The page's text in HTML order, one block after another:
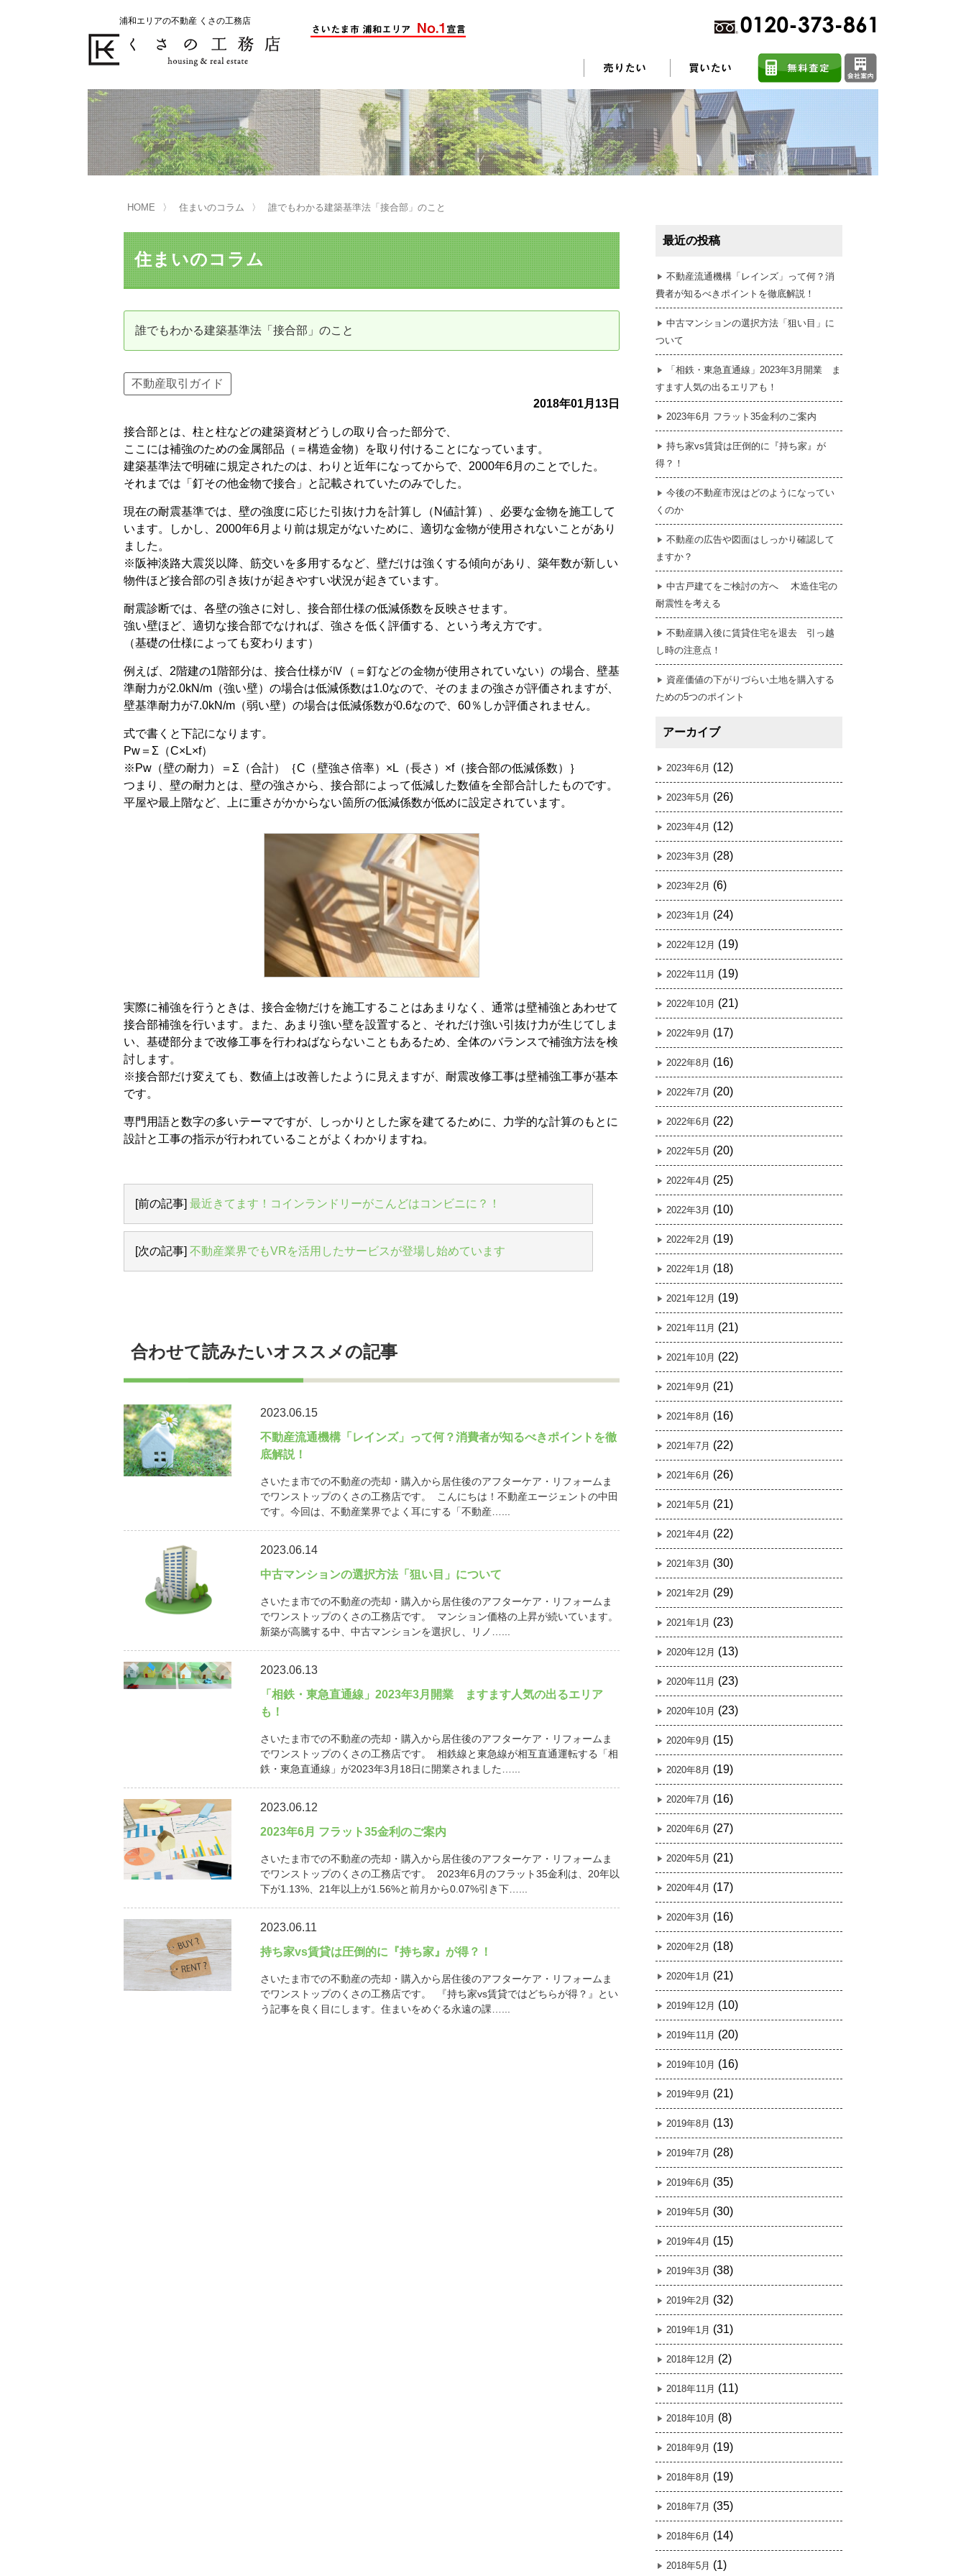
浦和エリアの不動産 くさの工務店
不動産の売却をお考えのお客様
くさの工務店が選ばれる理由 売却活動 売却されたお客様の声 不動産売却に関するよくある質問
買い替えサポート はじめての売却 不動産売却成功のコツ 任意売却
不動産の相続 売却前の修繕・リフォーム
売却の流れ（手順）
不動産売却の詳しい流れ 売買契約のご締結
不動産の引き渡し 不動産の残代金の受領について
不動産の購入をお考えのお客様
くさの工務店が選ばれる理由 購入されたお客様の声 不動産購入に関するよくある質問
住宅ローン控除・消費税について
リニュアル仲介とは
資産価値の減りにくい住宅購入 中古だから安心して購入できる仕組み リニュアル仲介で実現する豊かな暮らし はじめての物件探し
HOME 住まいのコラム 誰でもわかる建築基準法「接合部」のこと
住まいのコラム
誰でもわかる建築基準法「接合部」のこと
不動産取引ガイド
2018年01月13日
接合部とは、柱と柱などの建築資材どうしの取り合った部分で、
ここには補強のための金属部品（＝構造金物）を取り付けることになっています。
建築基準法で明確に規定されたのは、わりと近年になってからで、2000年6月のことでした。
それまでは「釘その他金物で接合」と記載されていたのみでした。
現在の耐震基準では、壁の強度に応じた引抜け力を計算し（N値計算）、必要な金物を施工して
います。しかし、2000年6月より前は規定がないために、適切な金物が使用されないことがあり
ました。
※阪神淡路大震災以降、筋交いを多用するなど、壁だけは強くする傾向があり、築年数が新しい
物件ほど接合部の引き抜けが起きやすい状況が起きています。
耐震診断では、各壁の強さに対し、接合部仕様の低減係数を反映させます。
強い壁ほど、適切な接合部でなければ、強さを低く評価する、という考え方です。
（基礎の仕様によっても変わります）
例えば、2階建の1階部分は、接合仕様がⅣ（＝釘などの金物が使用されていない）の場合、壁基
準耐力が2.0kN/m（強い壁）の場合は低減係数は1.0なので、そのままの強さが評価されますが、
壁基準耐力が7.0kN/m（弱い壁）の場合は低減係数が0.6なので、60％しか評価されません。
式で書くと下記になります。
Pw＝Σ（C×L×f）
※Pw（壁の耐力）＝Σ（合計）｛C（壁強さ倍率）×L（長さ）×f（接合部の低減係数）｝
つまり、壁の耐力とは、壁の強さから、接合部によって低減した数値を全部合計したものです。
平屋や最上階など、上に重さがかからない箇所の低減係数が低めに設定されています。
実際に補強を行うときは、接合金物だけを施工することはあまりなく、通常は壁補強とあわせて
接合部補強を行います。また、あまり強い壁を設置すると、それだけ強い引抜け力が生じてしま
い、基礎部分まで改修工事を行わねばならないこともあるため、全体のバランスで補強方法を検
討します。
※接合部だけ変えても、数値上は改善したように見えますが、耐震改修工事は壁補強工事が基本
です。
専門用語と数字の多いテーマですが、しっかりとした家を建てるために、力学的な計算のもとに
設計と工事の指示が行われていることがよくわかりますね。
[前の記事] 最近きてます！コインランドリーがこんどはコンビニに？！
[次の記事] 不動産業界でもVRを活用したサービスが登場し始めています
合わせて読みたいオススメの記事
2023.06.15
不動産流通機構「レインズ」って何？消費者が知るべきポイントを徹
底解説！
さいたま市での不動産の売却・購入から居住後のアフターケア・リフォームま
でワンストップのくさの工務店です。 こんにちは！不動産エージェントの中田
です。今回は、不動産業界でよく耳にする「不動産…...
2023.06.14
中古マンションの選択方法「狙い目」について
さいたま市での不動産の売却・購入から居住後のアフターケア・リフォームま
でワンストップのくさの工務店です。 マンション価格の上昇が続いています。
新築が高騰する中、中古マンションを選択し、リノ…...
2023.06.13
「相鉄・東急直通線」2023年3月開業 ますます人気の出るエリア
も！
さいたま市での不動産の売却・購入から居住後のアフターケア・リフォームま
でワンストップのくさの工務店です。 相鉄線と東急線が相互直通運転する「相
鉄・東急直通線」が2023年3月18日に開業されました…...
2023.06.12
2023年6月 フラット35金利のご案内
さいたま市での不動産の売却・購入から居住後のアフターケア・リフォームま
でワンストップのくさの工務店です。 2023年6月のフラット35金利は、20年以
下が1.13%、21年以上が1.56%と前月から0.07%引き下…...
2023.06.11
持ち家vs賃貸は圧倒的に『持ち家』が得？！
さいたま市での不動産の売却・購入から居住後のアフターケア・リフォームま
でワンストップのくさの工務店です。 『持ち家vs賃貸ではどちらが得？』とい
う記事を良く目にします。住まいをめぐる永遠の課…...
最近の投稿
不動産流通機構「レインズ」って何？消
費者が知るべきポイントを徹底解説！
中古マンションの選択方法「狙い目」に
ついて
「相鉄・東急直通線」2023年3月開業 ま
すます人気の出るエリアも！
2023年6月 フラット35金利のご案内
持ち家vs賃貸は圧倒的に『持ち家』が
得？！
今後の不動産市況はどのようになってい
くのか
不動産の広告や図面はしっかり確認して
ますか？
中古戸建てをご検討の方へ 木造住宅の
耐震性を考える
不動産購入後に賃貸住宅を退去 引っ越
し時の注意点！
資産価値の下がりづらい土地を購入する
ための5つのポイント
アーカイブ
2023年6月 (12)
2023年5月 (26)
2023年4月 (12)
2023年3月 (28)
2023年2月 (6)
2023年1月 (24)
2022年12月 (19)
2022年11月 (19)
2022年10月 (21)
2022年9月 (17)
2022年8月 (16)
2022年7月 (20)
2022年6月 (22)
2022年5月 (20)
2022年4月 (25)
2022年3月 (10)
2022年2月 (19)
2022年1月 (18)
2021年12月 (19)
2021年11月 (21)
2021年10月 (22)
2021年9月 (21)
2021年8月 (16)
2021年7月 (22)
2021年6月 (26)
2021年5月 (21)
2021年4月 (22)
2021年3月 (30)
2021年2月 (29)
2021年1月 (23)
2020年12月 (13)
2020年11月 (23)
2020年10月 (23)
2020年9月 (15)
2020年8月 (19)
2020年7月 (16)
2020年6月 (27)
2020年5月 (21)
2020年4月 (17)
2020年3月 (16)
2020年2月 (18)
2020年1月 (21)
2019年12月 (10)
2019年11月 (20)
2019年10月 (16)
2019年9月 (21)
2019年8月 (13)
2019年7月 (28)
2019年6月 (35)
2019年5月 (30)
2019年4月 (15)
2019年3月 (38)
2019年2月 (32)
2019年1月 (31)
2018年12月 (2)
2018年11月 (11)
2018年10月 (8)
2018年9月 (19)
2018年8月 (19)
2018年7月 (35)
2018年6月 (14)
2018年5月 (1)